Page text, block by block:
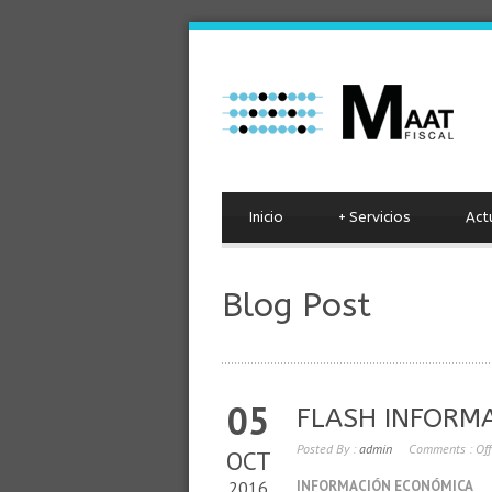
Inicio Servicios
+
Blog Post
05
OCT
2016
FLASH
Posted By : admin Comments : Off
INFORMACIÓN ECONÓMICA